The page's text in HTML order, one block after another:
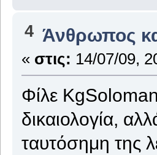
4 Άνθρωπος
« στις: 14/07/09,
Φίλε
δικαιολογία,
ταυτόσημη της